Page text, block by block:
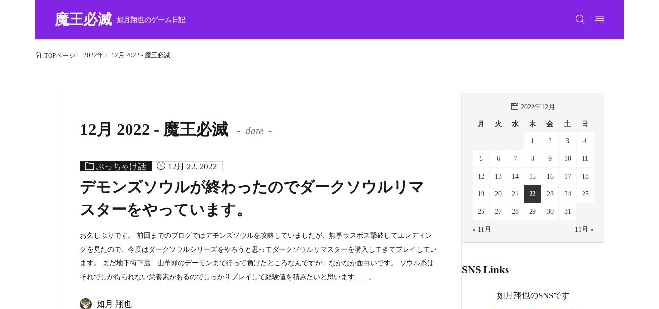
魔王必滅 如月翔也のゲーム日記
TOPページ 2022年 12月 2022 - 魔王必滅
12月 2022 - 魔王必滅 date
ぶっちゃけ話 12月 22, 2022
デモンズソウルが終わったのでダークソウルリマ
スターをやっています。
お久しぶりです。 前回までのブログではデモンズソウルを攻略していましたが、無事ラスボス撃破してエンディン
グを見たので、今度はダークソウルシリーズをやろうと思ってダークソウルリマスターを購入してきてプレイしてい
ます。 まだ地下街下層、山羊頭のデーモンまで行って負けたところなんですが、なかなか面白いです。 ソウル系は
それでしか得られない栄養素があるのでしっかりプレイして経験値を積みたいと思います……。
如月 翔也
2022年12月
月 火 水 木 金 土 日
1 2 3 4
5 6 7 8 9 10 11
12 13 14 15 16 17 18
19 20 21 22 23 24 25
26 27 28 29 30 31
« 11月 11月 »
SNS Links
如月翔也のSNSです